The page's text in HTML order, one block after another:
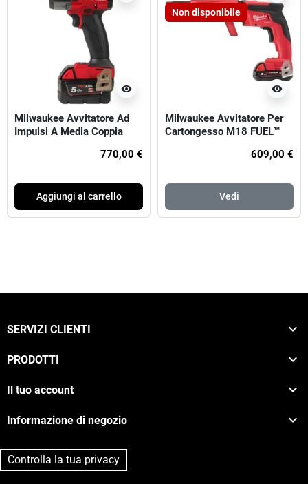
visibility
Milwaukee Avvitatore Ad
Impulsi A Media Coppia
770,00 €
Aggiungi al carrello
Non disponibile
visibility
Milwaukee Avvitatore Per
Cartongesso M18 FUEL™
609,00 €
Vedi
SERVIZI CLIENTI 
PRODOTTI 
Il tuo account 
Informazione di negozio 
Controlla la tua privacy